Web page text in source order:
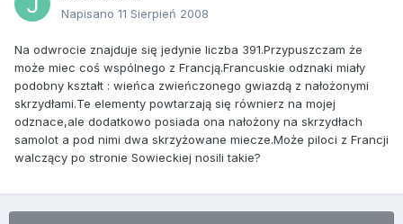
Napisano 11 Sierpień 2008
Na odwrocie znajduje się jedynie liczba 391.Przypuszczam że
może miec coś wspólnego z Francją.Francuskie odznaki miały
podobny kształt : wieńca zwieńczonego gwiazdą z nałożonymi
skrzydłami.Te elementy powtarzają się równierz na mojej
odznace,ale dodatkowo posiada ona nałożony na skrzydłach
samolot a pod nimi dwa skrzyżowane miecze.Może piloci z Francji
walczący po stronie Sowieckiej nosili takie?